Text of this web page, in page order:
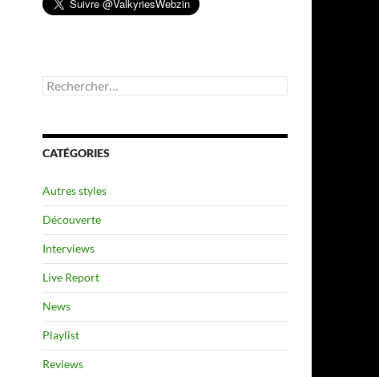
Rechercher :
CATÉGORIES
Autres styles
Découverte
Interviews
Live Report
News
Playlist
Reviews